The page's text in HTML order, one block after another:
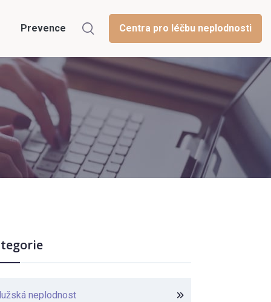
Prevence Centra pro léčbu neplodnosti
neplodnost